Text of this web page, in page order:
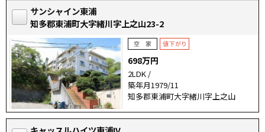
サンシャイン東浦
知多郡東浦町大字緒川字上之山23-2
698万円
2LDK /
築年月1979/11
知多郡東浦町大字緒川字上之山